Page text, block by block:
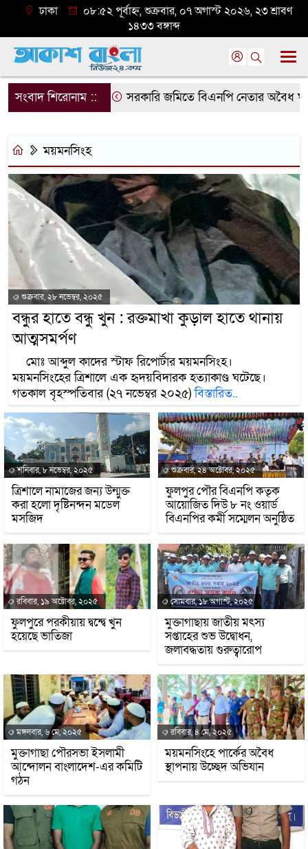
ঢাকা
০৮:৫২ পূর্বাহ্ন, শুক্রবার, ০৭ অগাস্ট ২০২৬, ২৩ শ্রাবণ
১৪৩৩ বঙ্গাব্দ
সংবাদ শিরোনাম :: সরকারি জমিতে বিএনপি নেতার অবৈধ ঘর
ময়মনসিংহ
শুক্রবার, ২৮ নভেম্বর, ২০২৫
বন্ধুর হাতে বন্ধু খুন : রক্তমাখা কুড়াল হাতে থানায়
আত্মসমর্পণ
মোঃ আব্দুল কাদের স্টাফ রিপোর্টার ময়মনসিংহ।
ময়মনসিংহের ত্রিশালে এক হৃদয়বিদারক হত্যাকাণ্ড ঘটেছে।
গতকাল বৃহস্পতিবার (২৭ নভেম্বর ২০২৫)বিস্তারিত..
শনিবার, ৮ নভেম্বর, ২০২৫
ত্রিশালে নামাজের জন্য উন্মুক্ত
করা হলো দৃষ্টিনন্দন মডেল
মসজিদ
শুক্রবার, ২৪ অক্টোবর, ২০২৫
ফুলপুর পৌর বিএনপি কতৃক
আয়োজিত দিউ ৮ নং ওয়ার্ড
বিএনপির কর্মী সম্মেলন অনুষ্ঠিত
রবিবার, ১৯ অক্টোবর, ২০২৫
ফুলপুরে পরকীয়ায় দ্বন্দ্বে খুন
হয়েছে ভাতিজা
সোমবার, ১৮ অগাস্ট, ২০২৫
‎মুক্তাগাছায় জাতীয় মৎস্য
সপ্তাহের শুভ উদ্বোধন,
জলাবদ্ধতায় গুরুত্বারোপ
মঙ্গলবার, ৬ মে, ২০২৫
মুক্তাগাছা পৌরসভা ইসলামী
আন্দোলন বাংলাদেশ-এর কমিটি
গঠন
রবিবার, ৪ মে, ২০২৫
ময়মনসিংহে পার্কের অবৈধ
স্থাপনায় উচ্ছেদ অভিযান